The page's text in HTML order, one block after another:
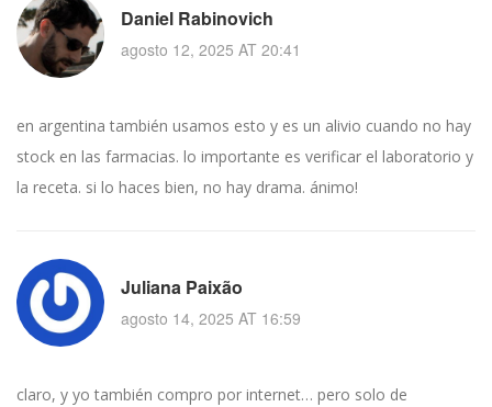
Daniel Rabinovich
agosto 12, 2025 AT 20:41
en argentina también usamos esto y es un alivio cuando no hay
stock en las farmacias. lo importante es verificar el laboratorio y
la receta. si lo haces bien, no hay drama. ánimo!
Juliana Paixão
agosto 14, 2025 AT 16:59
claro, y yo también compro por internet… pero solo de